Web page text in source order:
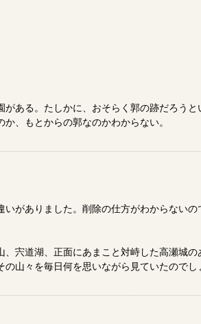
がある。たしかに、おそらく郭の跡だろうと
、もとからの郭なのかわからない。
いがありました。削除の仕方がわからないの
宍道湖、正面にあまこと対峙した高瀬城の
山々を毎日何を思いながら見ていたのでし